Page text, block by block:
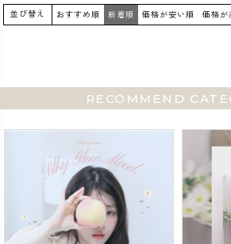
並び替え おすすめ順 新着順 価格が安い順 価格が
RECOMMEND